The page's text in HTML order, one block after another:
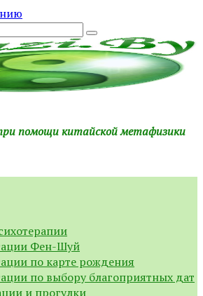
помощи китайской метафизики
Фен-Шуй
по карте рождения
по выбору благоприятных дат
и прогулки